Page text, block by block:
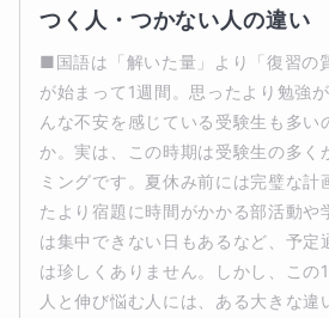
つく人・つかない人の違い
■国語は「解いた量」より「復習の
が始まって1週間。思ったより勉強
んな不安を感じている受験生も多い
か。実は、この時期は受験生の多く
ミングです。夏休み前には完璧な計
たより宿題に時間がかかる部活動や
は集中できない日もあるなど、予定
は珍しくありません。しかし、この
人と伸び悩む人には、ある大きな違